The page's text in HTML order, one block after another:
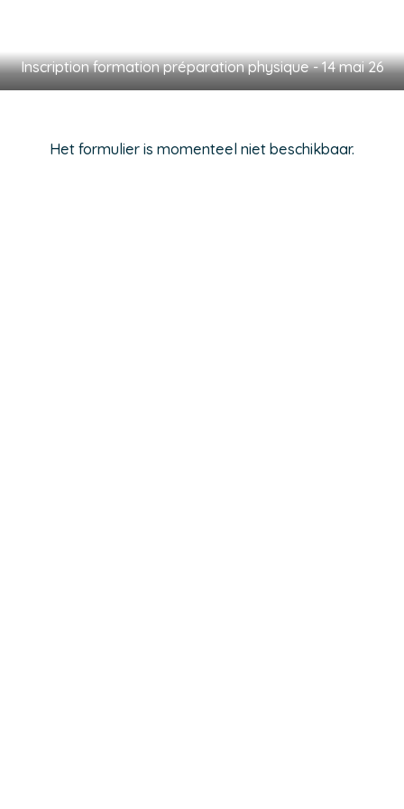
Inscription formation préparation physique - 14 mai 26
Het formulier is momenteel niet beschikbaar.